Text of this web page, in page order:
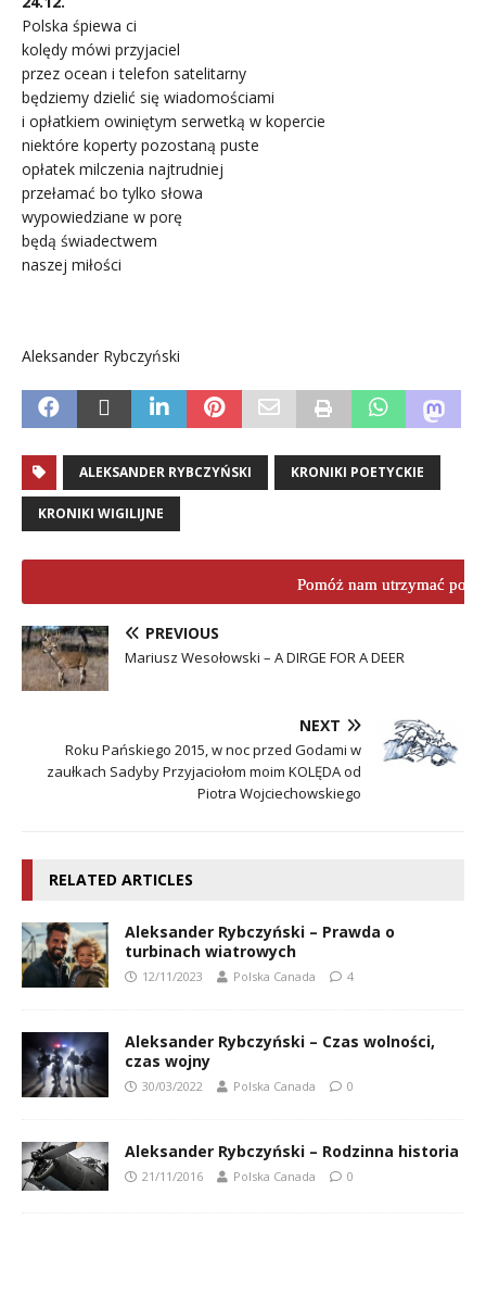
Polska śpiewa ci
kolędy mówi przyjaciel
przez ocean i telefon satelitarny
będziemy dzielić się wiadomościami
i opłatkiem owiniętym serwetką w kopercie
niektóre koperty pozostaną puste
opłatek milczenia najtrudniej
przełamać bo tylko słowa
wypowiedziane w porę
będą świadectwem
naszej miłości
Aleksander Rybczyński
ALEKSANDER RYBCZYŃSKI KRONIKI POETYCKIE
KRONIKI WIGILIJNE
Pomóż nam utrzymać
PREVIOUS
Mariusz Wesołowski – A DIRGE FOR A DEER
NEXT
Roku Pańskiego 2015, w noc przed Godami w
zaułkach Sadyby Przyjaciołom moim KOLĘDA od
Piotra Wojciechowskiego
RELATED ARTICLES
Aleksander Rybczyński – Prawda o
turbinach wiatrowych
12/11/2023 Polska Canada 4
Aleksander Rybczyński – Czas wolności,
czas wojny
30/03/2022 Polska Canada 0
Aleksander Rybczyński – Rodzinna historia
21/11/2016 Polska Canada 0